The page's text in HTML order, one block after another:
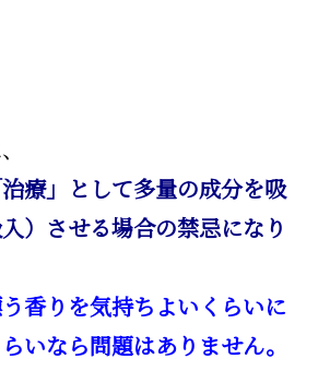
療」として多量の成分を吸
）させる場合の禁忌になり
う香りを気持ちよいくらいに
いなら問題はありません。